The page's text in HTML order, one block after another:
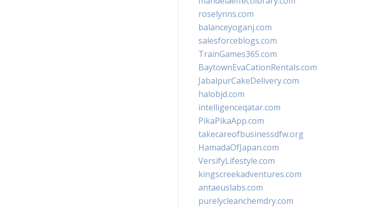
roselynns.com
balanceyoganj.com
salesforceblogs.com
TrainGames365.com
BaytownEvaCationRentals.com
JabalpurCakeDelivery.com
halobjd.com
intelligenceqatar.com
PikaPikaApp.com
takecareofbusinessdfw.org
HamadaOfJapan.com
VersifyLifestyle.com
kingscreekadventures.com
antaeuslabs.com
purelycleanchemdry.com